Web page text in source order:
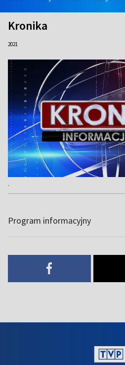
Kronika
2021
.
Program informacyjny